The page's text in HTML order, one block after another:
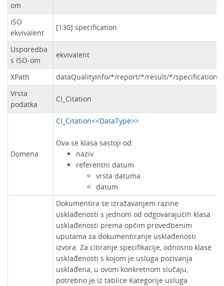
om
ISO
ekvivalent
[130] specification
Usporedba
s ISO-om
ekvivalent
XPath
dataQualityInfo/*/report/*/result/*/specification
Vrsta
podatka
CI_Citation
Domena
CI_Citation<<DataType>>
Ova se klasa sastoji od:
naziv
referentni datum
vrsta datuma
datum
Dokumentira se izražavanjem razine
usklađenosti s jednom od odgovarajućih klasa
usklađenosti prema općim provedbenim
uputama za dokumentiranje usklađenosti
izvora. Za citiranje specifikacije, odnosno klase
usklađenosti s kojom je usluga pozivanja
usklađena, u ovom konkretnom slučaju,
potrebno je iz tablice Kategorije usluga